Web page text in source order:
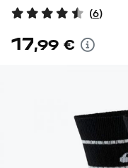
(6)
17,99 €